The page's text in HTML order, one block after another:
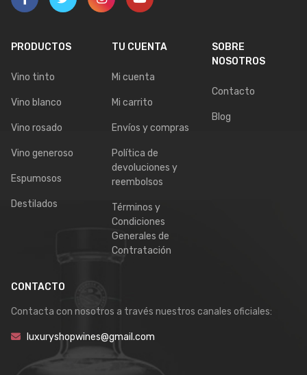
PRODUCTOS
Vino tinto
Vino blanco
Vino rosado
Vino generoso
Espumosos
Destilados
TU CUENTA
Mi cuenta
Mi carrito
Envíos y compras
Política de
devoluciones y
reembolsos
Términos y
Condiciones
Generales de
Contratación
SOBRE
NOSOTROS
Contacto
Blog
CONTACTO
Contacta con nosotros a través nuestros canales oficiales:
luxuryshopwines@gmail.com